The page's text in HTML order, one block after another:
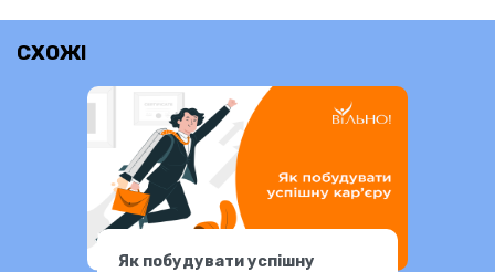
СХОЖІ
Як побудувати успішну